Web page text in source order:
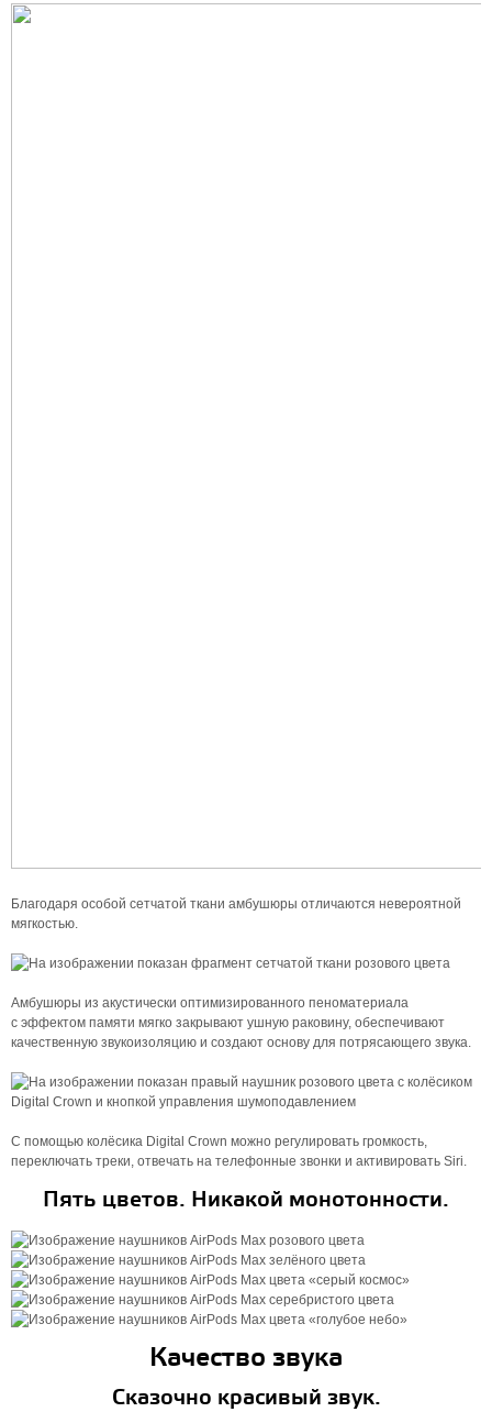
Благодаря особой сетчатой ткани амбушюры отличаются невероятной
мягкостью.
Амбушюры из акустически оптимизированного пеноматериала
с эффектом памяти мягко закрывают ушную раковину, обеспечивают
качественную звукоизоляцию и создают основу для потрясающего звука.
C помощью колёсика Digital Crown можно регулировать громкость,
переключать треки, отвечать на телефонные звонки и активировать Siri.
Пять цветов. Никакой монотонности.
Качество звука
Сказочно красивый звук.